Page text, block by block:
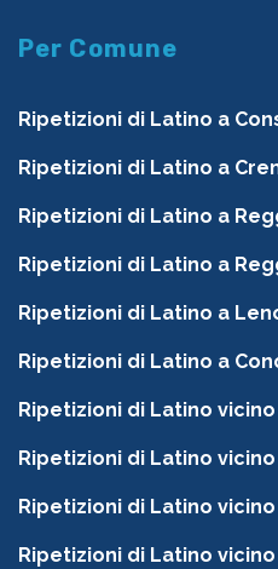
Per Comune
Ripetizioni di Latino a
Ripetizioni di Latino a
Ripetizioni di Latino a
Ripetizioni di Latino a
Ripetizioni di Latino a
Ripetizioni di Latino a
Ripetizioni di Latino
Ripetizioni di Latino
Ripetizioni di Latino
Ripetizioni di Latino